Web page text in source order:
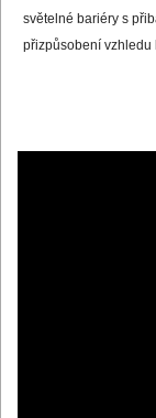
světelné bariéry s
přizpůsobení vzhledu